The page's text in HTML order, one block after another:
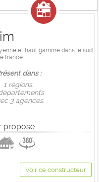
et haut gamme dans le sud
france
dans :
1 règions,
3 agences.
propose
Voir ce constructeur